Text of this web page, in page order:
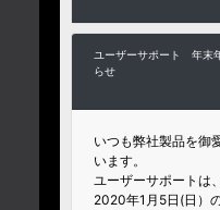
ユーザーサポート 年末
らせ
いつも弊社製品を御
います。
ユーザーサポートは
2020年1月5日(日）